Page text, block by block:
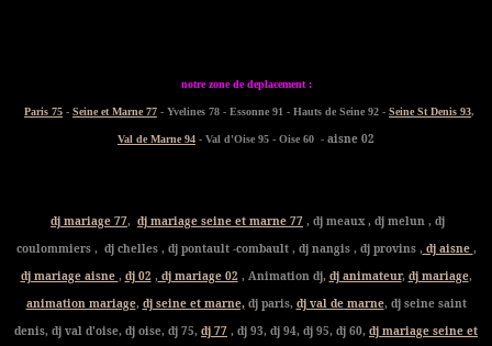
notre zone de deplacement :
Paris 75 - Seine et Marne 77 - Yvelines 78 - Essonne 91 - Hauts de Seine 92 - Seine St Denis 93,
Val de Marne 94 - Val d'Oise 95 - Oise 60 - aisne 02
dj mariage 77, dj mariage seine et marne 77 , dj meaux , dj melun , dj
coulommiers , dj chelles , dj pontault -combault , dj nangis , dj provins ,dj aisne ,
dj mariage aisne , dj 02 ,dj mariage 02 , Animation dj, dj animateur, dj mariage,
animation mariage, dj seine et marne,dj paris, dj val de marne, dj seine saint
denis, dj val d'oise, dj oise, dj 75, dj 77 , dj 93, dj 94, dj 95, dj 60, dj mariage seine et